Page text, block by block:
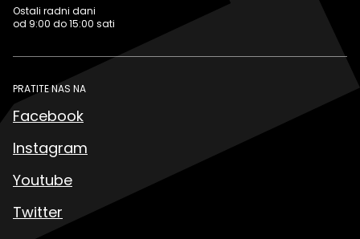
Ostali radni dani
od 9:00 do 15:00 sati
PRATITE NAS NA
Facebook
Instagram
Youtube
Twitter